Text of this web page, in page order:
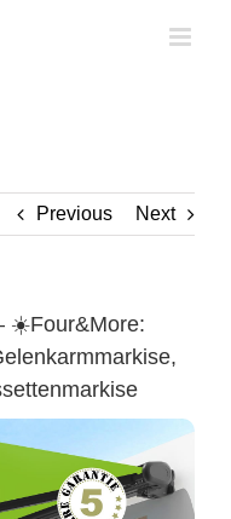
Previous Next
☀️Four&More: